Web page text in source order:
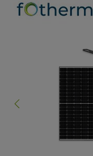
Bildergalerie überspringen